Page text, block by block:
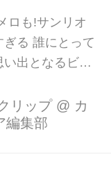
届で、入籍をす
せな1日となる
作されました。
ロも!サンリオ
ぎる 誰にとって
い出となるビッ
たちが祝福し
ンリオ柄のキ
リップ @ カ
編集部